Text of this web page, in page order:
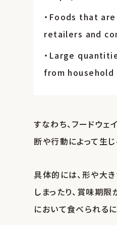
・Foods that
retailers and
・Large
from
すなわち、フードウ
断や行動によって生
具体的には、形や大
しまったり、賞味期
において食べられる